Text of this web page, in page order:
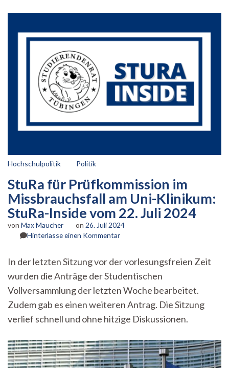
Hochschulpolitik Politik
StuRa für Prüfkommission im
Missbrauchsfall am Uni-Klinikum:
StuRa-Inside vom 22. Juli 2024
von Max Maucher on 26. Juli 2024
Hinterlasse einen Kommentarzu
Prüfkommission
im
Missbrauchsfall
am
Uni-
Klinikum:
StuRa-
vom
22.
In der letzten Sitzung vor der vorlesungsfreien Zeit
wurden die Anträge der Studentischen
Vollversammlung der letzten Woche bearbeitet.
Zudem gab es einen weiteren Antrag. Die Sitzung
verlief schnell und ohne hitzige Diskussionen.